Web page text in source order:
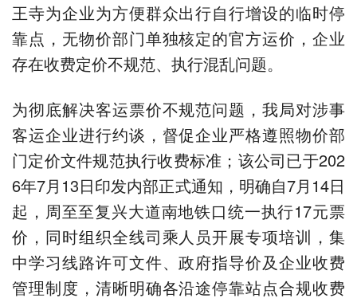
王寺为企业为方便群众出行自行增设的临时停
靠点，无物价部门单独核定的官方运价，企业
存在收费定价不规范、执行混乱问题。
为彻底解决客运票价不规范问题，我局对涉事
客运企业进行约谈，督促企业严格遵照物价部
门定价文件规范执行收费标准；该公司已于202
6年7月13日印发内部正式通知，明确自7月14日
起，周至至复兴大道南地铁口统一执行17元票
价，同时组织全线司乘人员开展专项培训，集
中学习线路许可文件、政府指导价及企业收费
管理制度，清晰明确各沿途停靠站点合规收费